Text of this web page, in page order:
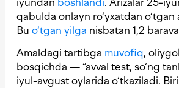
iyundan boshlandi. Arizalar 25-
qabulda onlayn ro‘yxatdan
Bu o‘tgan yilga nisbatan 1,2
Amaldagi tartibga muvofiq,
bosqichda — “avval test, so‘ng
iyul-avgust oylarida o‘tkaziladi.